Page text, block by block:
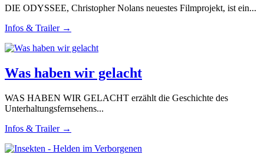
DIE ODYSSEE, Christopher Nolans neuestes Filmprojekt, ist ein...
Infos & Trailer →
Was haben wir gelacht
WAS HABEN WIR GELACHT erzählt die Geschichte des
Unterhaltungsfernsehens...
Infos & Trailer →